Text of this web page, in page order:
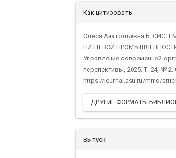
Детали
статьи
Как цитировать
Олеся Анатольевна Б.
ПИЩЕВОЙ
Управление современной
перспективы, 2025. Т. 24, № 2.
https://journal.asu.ru/mmo/
ДРУГИЕ ФОРМАТЫ
Выпуск